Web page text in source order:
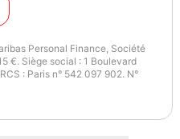
Puissance réelle
204
Garantie mécanique
Personal Finance, Société
€. Siège social : 1 Boulevard
: Paris n° 542 097 902. N°